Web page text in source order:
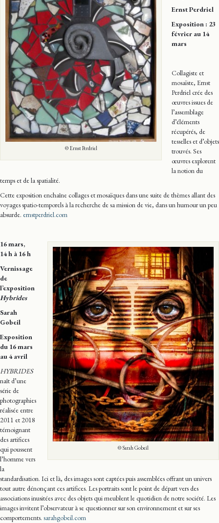
© Ernst Perdriel
Ernst Perdriel
Exposition : 23
février au 14
mars
Collagiste et
mosaïste, Ernst
Perdriel crée des
œuvres issues de
l’assemblage
d’éléments
récupérés, de
tesselles et d’objets
trouvés. Ses
œuvres explorent
la notion du
temps et de la spatialité.
Cette exposition enchaîne collages et mosaïques dans une suite de thèmes allant des
voyages spatio-temporels à la recherche de sa mission de vie, dans un humour un peu
absurde. ernstperdriel.com
© Sarah Gobeil
16 mars,
14 h à 16 h
Vernissage
de
l’exposition
Hybrides
Sarah
Gobeil
Exposition
du 16 mars
au 4 avril
HYBRIDES
naît d’une
série de
photographies
réalisée entre
2011 et 2018
témoignant
des artifices
qui poussent
l’homme vers
la
standardisation. Ici et là, des images sont captées puis assemblées offrant un univers
tout autre dénonçant ces artifices. Les portraits sont le point de départ vers des
associations inusitées avec des objets qui meublent le quotidien de notre société. Les
images invitent l’observateur à se questionner sur son environnement et sur ses
comportements. sarahgobeil.com